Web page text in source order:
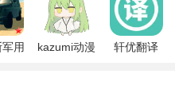
对手动作。
X射线技（高伤害）或关键时
对手攻击，成功后接快速连
用
kazumi动漫
轩优翻译